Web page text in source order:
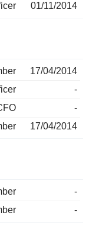
01/11/2014
17/04/2014
-
-
17/04/2014
-
-